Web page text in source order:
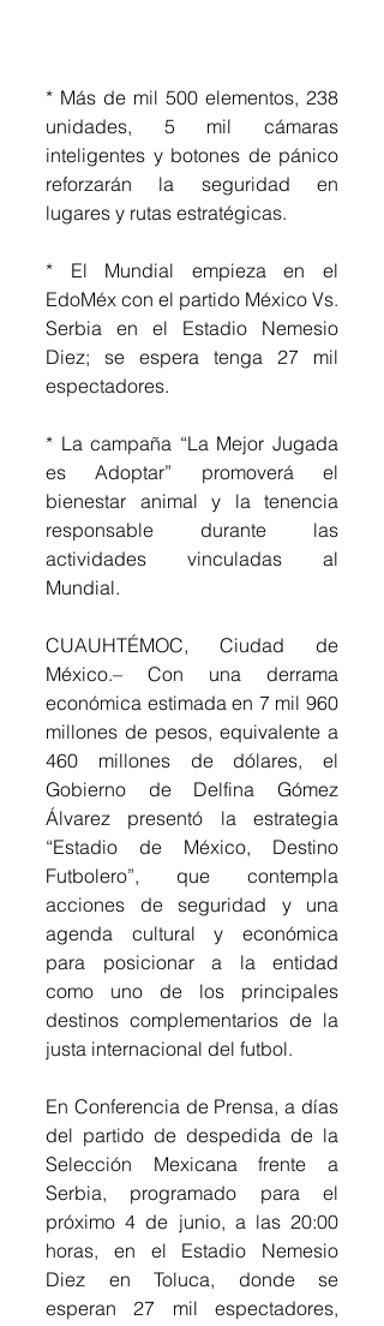
* Más de mil 500 elementos, 238
unidades, 5 mil cámaras
inteligentes y botones de pánico
reforzarán la seguridad en
lugares y rutas estratégicas.
* El Mundial empieza en el
EdoMéx con el partido México Vs.
Serbia en el Estadio Nemesio
Diez; se espera tenga 27 mil
espectadores.
* La campaña “La Mejor Jugada
es Adoptar” promoverá el
bienestar animal y la tenencia
responsable durante las
actividades vinculadas al
Mundial.
CUAUHTÉMOC, Ciudad de
México.– Con una derrama
económica estimada en 7 mil 960
millones de pesos, equivalente a
460 millones de dólares, el
Gobierno de Delfina Gómez
Álvarez presentó la estrategia
“Estadio de México, Destino
Futbolero”, que contempla
acciones de seguridad y una
agenda cultural y económica
para posicionar a la entidad
como uno de los principales
destinos complementarios de la
justa internacional del futbol.
En Conferencia de Prensa, a días
del partido de despedida de la
Selección Mexicana frente a
Serbia, programado para el
próximo 4 de junio, a las 20:00
horas, en el Estadio Nemesio
Diez en Toluca, donde se
esperan 27 mil espectadores,